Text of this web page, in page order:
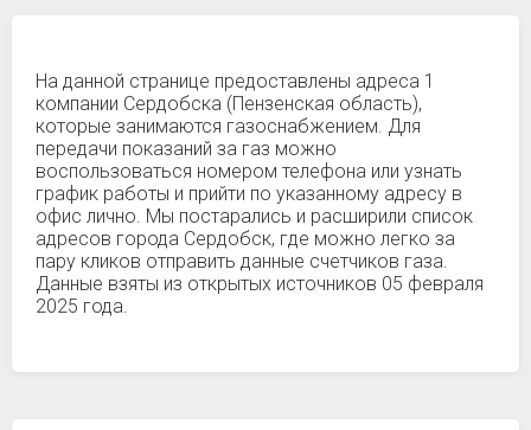
На данной странице предоставлены адреса 1
компании Сердобска (Пензенская область),
которые занимаются газоснабжением. Для
передачи показаний за газ можно
воспользоваться номером телефона или узнать
график работы и прийти по указанному адресу в
офис лично. Мы постарались и расширили список
адресов города Сердобск, где можно легко за
пару кликов отправить данные счетчиков газа.
Данные взяты из открытых источников 05 февраля
2025 года.